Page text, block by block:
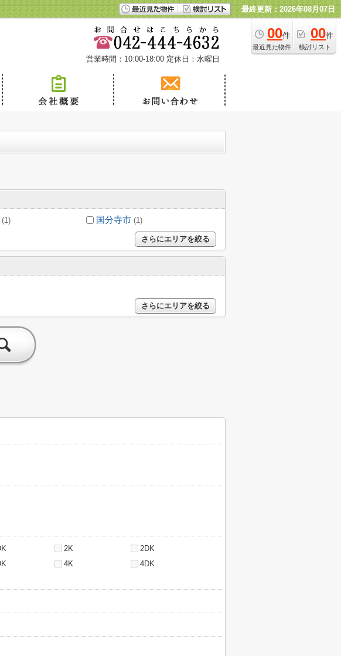
最終更新：2026年08月07日
00件
最近見た物件
00件
検討リスト
営業時間：10:00-18:00 定休日：水曜日
(1) 国分寺市 (1)
さらにエリアを絞る
さらにエリアを絞る
2K
2DK
4K
4DK